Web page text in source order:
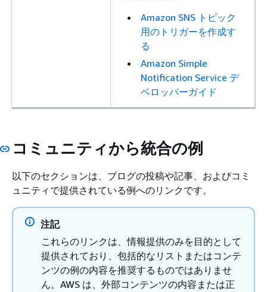
Amazon SNS トピック
用のトリガーを作成す
る
Amazon Simple
Notification Service デ
ベロッパーガイド
コミュニティから統合の例
以下のセクションは、ブログの投稿や記事、およびコミ
ュニティで提供されている例へのリンクです。
注記
これらのリンクは、情報提供のみを目的として
提供されており、包括的なリストまたはコンテ
ンツの例の内容を推奨するものではありませ
ん。AWS は、外部コンテンツの内容または正